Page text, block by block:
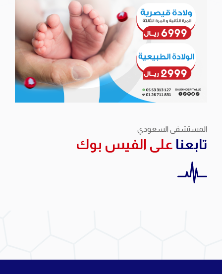
المستشفى السعودي
تابعنا على الفيس بوك